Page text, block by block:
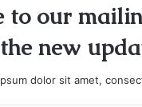
to our
new
dolor sit amet,